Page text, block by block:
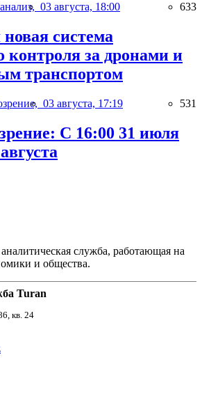
03 августа, 18:00 633
новая система
контроля за дронами и
транспортом
03 августа, 17:19 531
С 16:00 31 июля
служба, работающая на
и общества.
Turan
кв. 24